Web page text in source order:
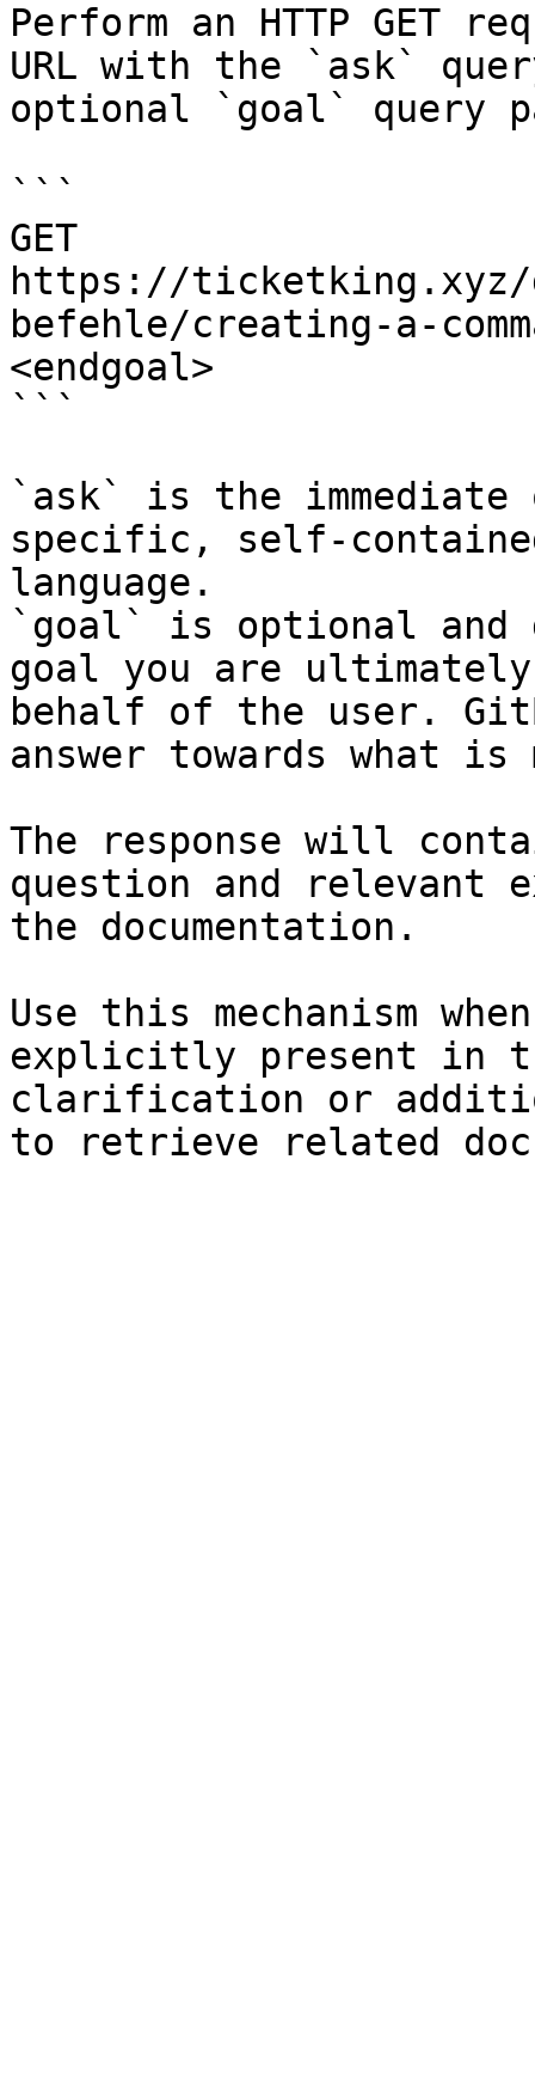
Perform an HTTP GET
URL with the `ask`
optional `goal` query
```
GET
https://ticketking.xyz/
befehle/creating-a-
<endgoal>
```
`ask` is the
specific, self-
language.
`goal` is optional and
goal you are
behalf of the user.
answer towards what
The response will
question and relevant
the documentation.
Use this mechanism
explicitly present in
clarification or